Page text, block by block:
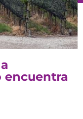
encuentra